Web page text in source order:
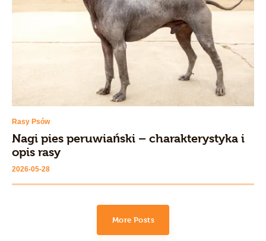
Rasy Psów
Nagi pies peruwiański – charakterystyka i
opis rasy
2026-05-28
More Posts